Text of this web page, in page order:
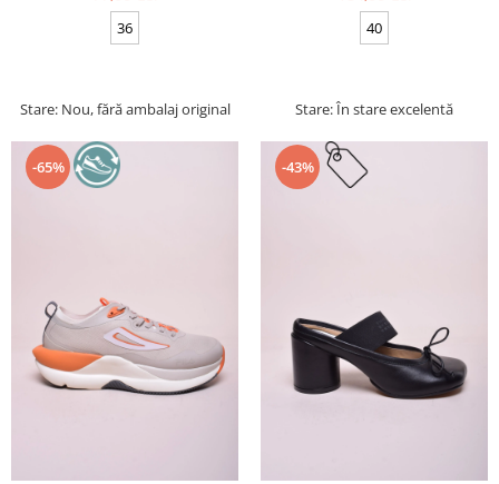
36
Stare: Nou, fără ambalaj original
40
Stare: În stare excelentă
-65% -43%